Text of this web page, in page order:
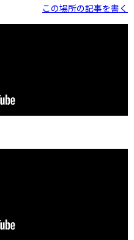
この場所の記事を書く